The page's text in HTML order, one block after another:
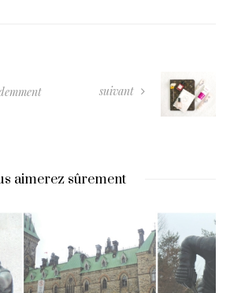
suivant
aimerez sûrement